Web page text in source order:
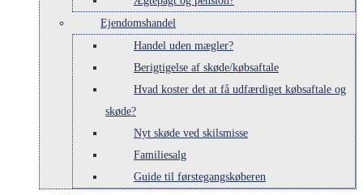
Ejendomshandel
Handel uden mægler?
Berigtigelse af skøde/købsaftale
Hvad koster det at få udfærdiget købsaftale og
skøde?
Nyt skøde ved skilsmisse
Familiesalg
Guide til førstegangskøberen